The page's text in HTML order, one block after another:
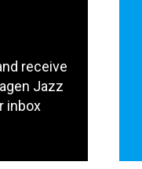
receive
Jazz
inbox